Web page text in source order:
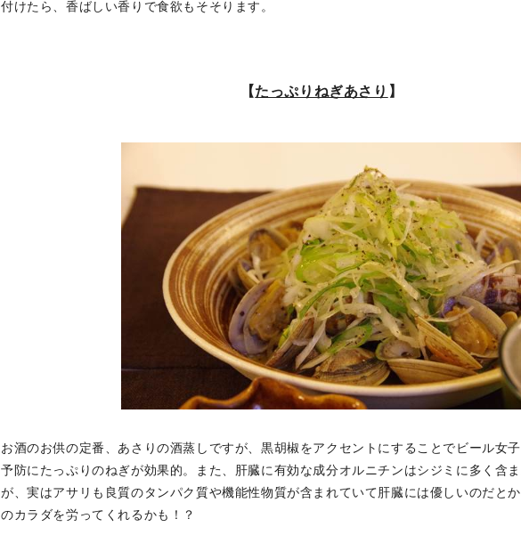
付けたら、香ばしい香りで食欲もそそります。
【たっぷりねぎあさり 】
お酒のお供の定番、あさりの酒蒸しですが、黒胡椒をアクセントにすることでビール女
予防にたっぷりのねぎが効果的。また、肝臓に有効な成分オルニチンはシジミに多く含
が、実はアサリも良質のタンパク質や機能性物質が含まれていて肝臓には優しいのだと
のカラダを労ってくれるかも！？